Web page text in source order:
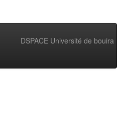
DSPACE Université de bouira